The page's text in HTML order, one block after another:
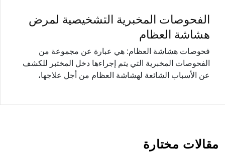
الفحوصات المخبرية التشخيصية لمرض
هشاشة العظام
فحوصات هشاشة العظام: هي عبارة عن مجموعة من
الفحوصات المخبرية التي يتم إجراءها دخل المختبر للكشف
عن الأسباب الشائعة لهشاشة العظام من أجل علاجها،
مقالات مختارة